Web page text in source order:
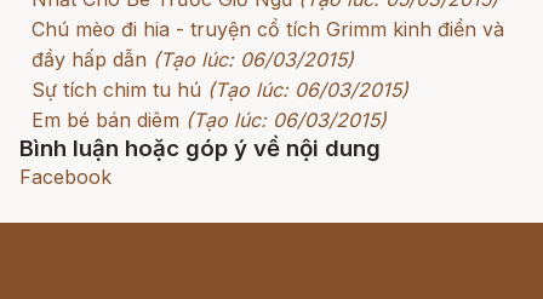
Chú mèo đi hia - truyện cổ tích Grimm kinh điển và
đầy hấp dẫn (Tạo lúc: 06/03/2015)
Sự tích chim tu hú (Tạo lúc: 06/03/2015)
Em bé bán diêm (Tạo lúc: 06/03/2015)
Bình luận hoặc góp ý về nội dung
Facebook